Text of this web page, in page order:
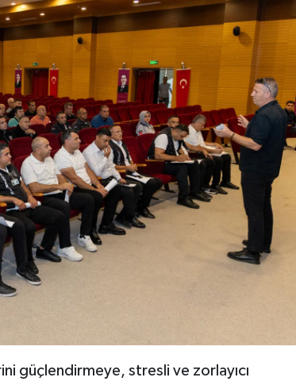
güçlendirmeye, stresli ve zorlayıcı